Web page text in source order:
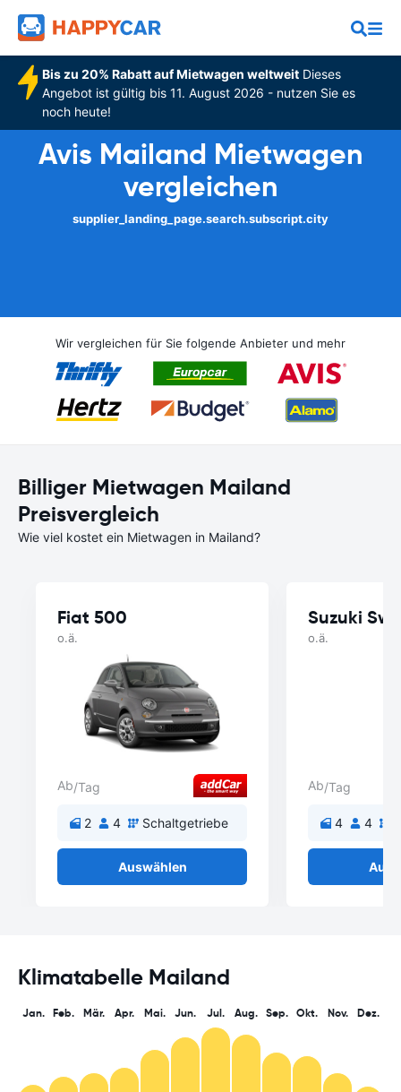
Bis zu 20% Rabatt auf Mietwagen weltweitDieses
Angebot ist gültig bis 11. August 2026 - nutzen Sie es
noch heute!
Avis Mailand Mietwagen
vergleichen
supplier_landing_page.search.subscript.city
Wir vergleichen für Sie folgende Anbieter und mehr
Billiger Mietwagen Mailand
Preisvergleich
Wie viel kostet ein Mietwagen in Mailand?
Fiat 500
o.ä.
Ab/Tag
2 4 Schaltgetriebe
Auswählen
Suzuki
o.ä.
Ab/Tag
4 4
Klimatabelle Mailand
Jan. Feb. Mär. Apr. Mai. Jun. Jul. Aug. Sep. Okt. Nov. Dez.